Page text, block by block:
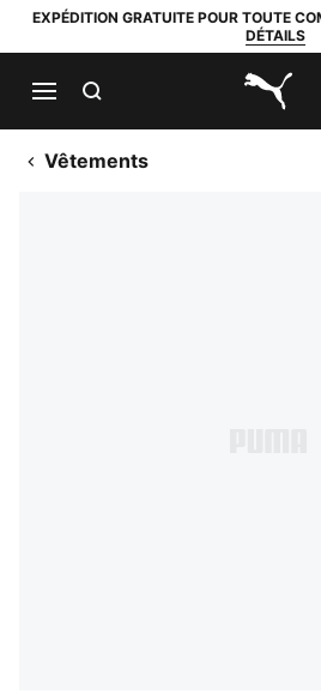
EXPÉDITION GRATUITE POUR TOUTE
DÉTAILS
Vêtements